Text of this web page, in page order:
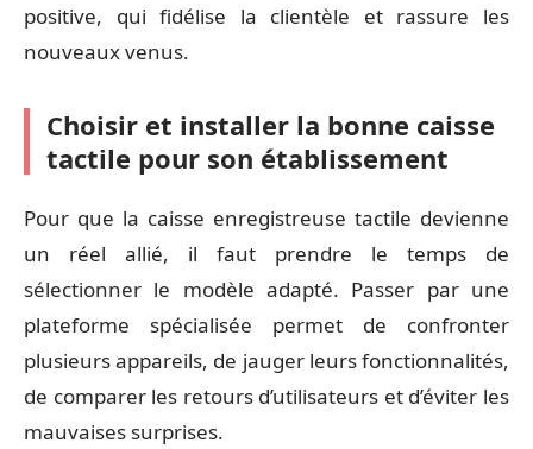
positive, qui fidélise la clientèle et rassure les
nouveaux venus.
Choisir et installer la bonne caisse
tactile pour son établissement
Pour que la caisse enregistreuse tactile devienne
un réel allié, il faut prendre le temps de
sélectionner le modèle adapté. Passer par une
plateforme spécialisée permet de confronter
plusieurs appareils, de jauger leurs fonctionnalités,
de comparer les retours d’utilisateurs et d’éviter les
mauvaises surprises.